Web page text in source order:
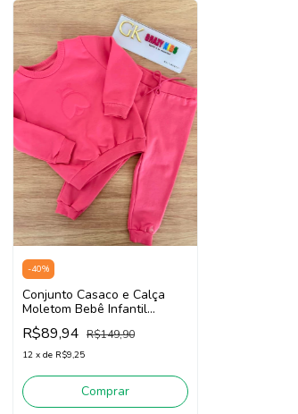
-40%
Conjunto Casaco e Calça
Moletom Bebê Infantil
Menina Somnii 4261009
(Rosa)
R$89,94 R$149,90
12 x de R$9,25
Comprar